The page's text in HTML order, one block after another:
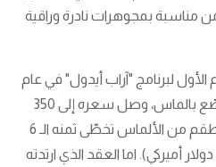
مناسبة بمجوهرات نادرة وراقية
لبرنامج "آراب أيدول" في عام
2012، أطلّت أحلام بفستان مرصّع بالماس، وصل سعره إلى 350
ألف دولار أميركي. ونسّقته مع طقم من الألماس تخطّى ثمنه الـ 6
إماراتي (1،6 مليون دولار أميركي). اما العقد الذي ارتدته